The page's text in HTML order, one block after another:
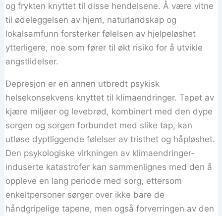
og frykten knyttet til disse hendelsene. Å være vitne
til ødeleggelsen av hjem, naturlandskap og
lokalsamfunn forsterker følelsen av hjelpeløshet
ytterligere, noe som fører til økt risiko for å utvikle
angstlidelser.
Depresjon er en annen utbredt psykisk
helsekonsekvens knyttet til klimaendringer. Tapet av
kjære miljøer og levebrød, kombinert med den dype
sorgen og sorgen forbundet med slike tap, kan
utløse dyptliggende følelser av tristhet og håpløshet.
Den psykologiske virkningen av klimaendringer-
induserte katastrofer kan sammenlignes med den å
oppleve en lang periode med sorg, ettersom
enkeltpersoner sørger over ikke bare de
håndgripelige tapene, men også forverringen av den